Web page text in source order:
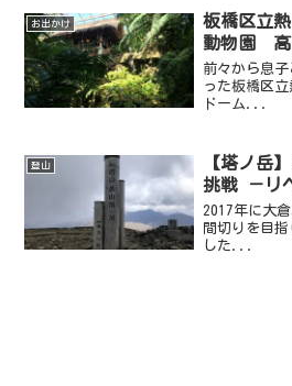
お出かけ
板橋区立
動物園 高
前々から息
った板橋区
ドーム...
登山
【塔ノ岳
挑戦 －リ
2017年に大
間切りを目
した...